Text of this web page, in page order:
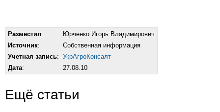
Разместил:
Юрченко Игорь Владимирович
Источник:
Собственная информация
Учетная запись: УкрАгроКонсалт
Дата: 27.08.10
Ещё статьи